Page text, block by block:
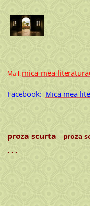
Mail: mica-mea-
Facebook: Mica mea
proza scurta proza
. . .